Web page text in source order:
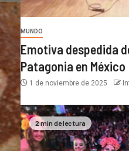
MUNDO
Emotiva despedida
Patagonia en México
1 de noviembre de 2025
2 min de lectura